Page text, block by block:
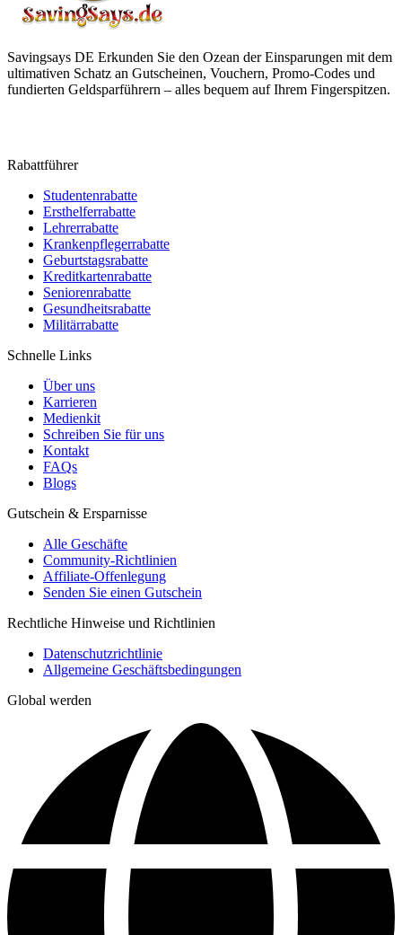
Savingsays DE Erkunden Sie den Ozean der Einsparungen mit dem
ultimativen Schatz an Gutscheinen, Vouchern, Promo-Codes und
fundierten Geldsparführern – alles bequem auf Ihrem Fingerspitzen.
Rabattführer
Studentenrabatte
Ersthelferrabatte
Lehrerrabatte
Krankenpflegerrabatte
Geburtstagsrabatte
Kreditkartenrabatte
Seniorenrabatte
Gesundheitsrabatte
Militärrabatte
Schnelle Links
Über uns
Karrieren
Medienkit
Schreiben Sie für uns
Kontakt
FAQs
Blogs
Gutschein & Ersparnisse
Alle Geschäfte
Community-Richtlinien
Affiliate-Offenlegung
Senden Sie einen Gutschein
Rechtliche Hinweise und Richtlinien
Datenschutzrichtlinie
Allgemeine Geschäftsbedingungen
Global werden